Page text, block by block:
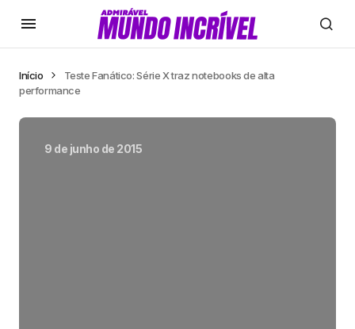
Início
Teste Fanático: Série X traz notebooks de alta
performance
9 de junho de 2015